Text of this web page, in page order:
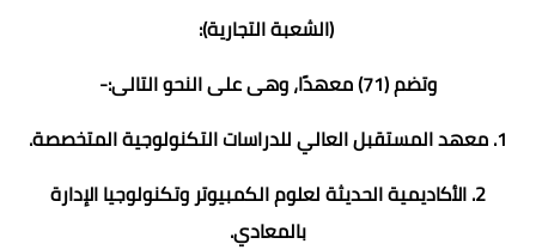
(الشعبة التجارية):
وتضم (71) معهدًا، وهى على النحو التالى:-
1. معهد المستقبل العالي للدراسات التكنولوجية المتخصصة.
2. الأكاديمية الحديثة لعلوم الكمبيوتر وتكنولوجيا الإدارة
بالمعادي.